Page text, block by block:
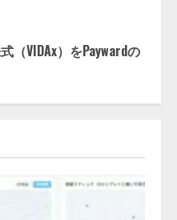
（VIDAx）をPaywardの